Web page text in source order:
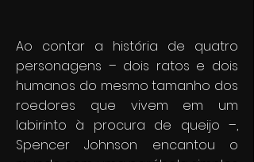
Ao contar a história de quatro
personagens – dois ratos e dois
humanos do mesmo tamanho dos
roedores que vivem em um
labirinto à procura de queijo –,
Spencer Johnson encantou o